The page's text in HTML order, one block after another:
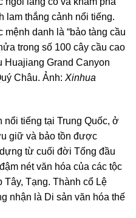
lam thắng cảnh nổi tiếng.
danh là “bảo tàng cầu
trong số 100 cây cầu cao
Huajiang Grand Canyon
Châu. Ảnh: Xinhua
nổi tiếng tại Trung Quốc, ở
giữ và bảo tồn được
từ cuối đời Tống đầu
nét văn hóa của các tộc
Tạng. Thành cổ Lệ
nhận là Di sản văn hóa thế